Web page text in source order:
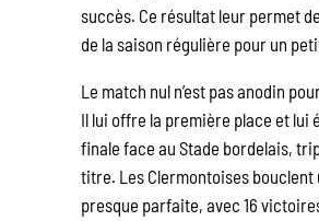
succès. Ce résultat leur permet
de la saison régulière pour un
Le match nul n’est pas anodin
Il lui offre la première place et lui
finale face au Stade bordelais,
titre. Les Clermontoises bouclent
presque parfaite, avec 16